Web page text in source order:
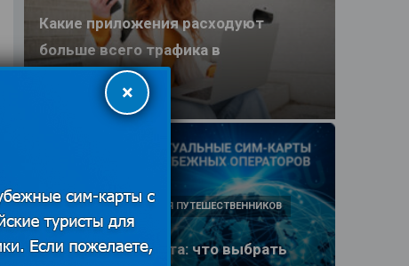
Какие приложения расходуют
больше всего трафика в
путешествии
25.06.2026
eSIM или SIM-карта: что выбрать
ПОЛЕЗНЫЕ ОБЗОРЫ ДЛЯ ПУТЕШЕСТВЕННИКОВ
×